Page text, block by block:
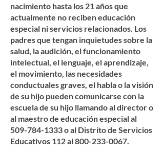
nacimiento hasta los 21 años que
actualmente no reciben educación
especial ni servicios relacionados. Los
padres que tengan inquietudes sobre la
salud, la audición, el funcionamiento
intelectual, el lenguaje, el aprendizaje,
el movimiento, las necesidades
conductuales graves, el habla o la visión
de su hijo pueden comunicarse con la
escuela de su hijo llamando al director o
al maestro de educación especial al
509-784-1333 o al Distrito de Servicios
Educativos 112 al 800-233-0067.